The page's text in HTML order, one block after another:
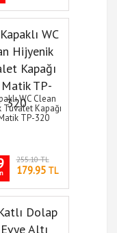
WC Clean
Tuvalet Kapağı
TP-320
255.10 TL
179.95TL